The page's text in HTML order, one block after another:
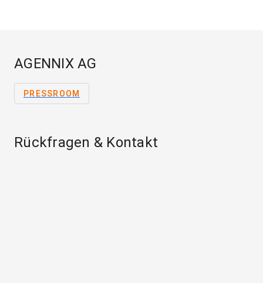
AGENNIX AG
PRESSROOM
Rückfragen & Kontakt